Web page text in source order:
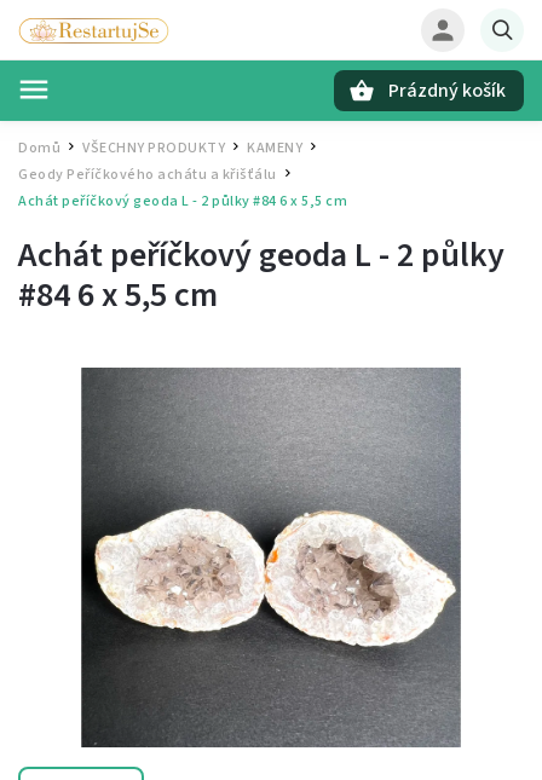
Prázdný košík
Domů / VŠECHNY PRODUKTY / KAMENY /
Geody Peříčkového achátu a křišťálu
Achát peříčkový geoda L - 2 půlky #846 x 5,5 cm
Achát peříčkový geoda L - 2 půlky
#846 x 5,5 cm